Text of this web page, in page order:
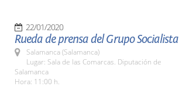
22/01/2020
Rueda de prensa del Grupo Socialista
Salamanca (Salamanca)
Lugar: Sala de las Comarcas. Diputación de
Salamanca
Hora: 11:00 h.